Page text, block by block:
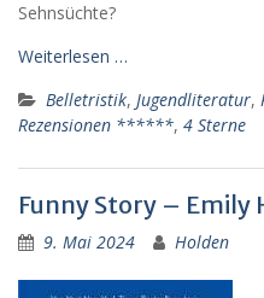
Sehnsüchte?
Weiterlesen …
Belletristik, Jugendliteratur,
Rezensionen ******, 4 Sterne
Funny Story – Emily
9. Mai 2024 Holden